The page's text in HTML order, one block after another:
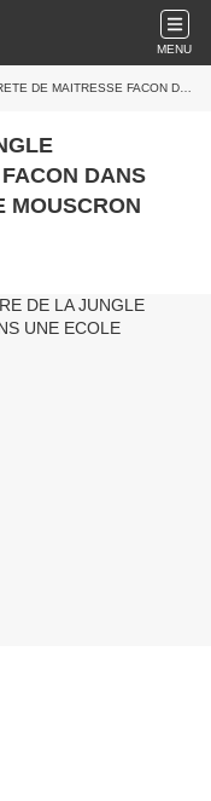
MENU
UNE ECOLE MULTILINGUE DE MOUSCRON
DANS
MOUSCRON